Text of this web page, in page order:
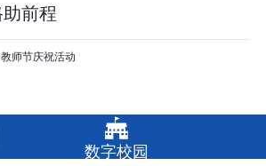
前程

数字校园